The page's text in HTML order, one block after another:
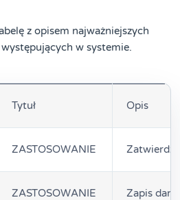
z opisem najważniejszych
w systemie.
Tytuł Opis
ZASTOSOWANIE
ZASTOSOWANIE Zapis